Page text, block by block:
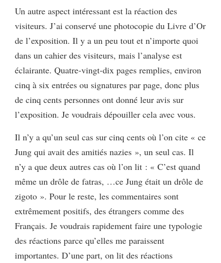
Un autre aspect intéressant est la réaction des
visiteurs. J’ai conservé une photocopie du Livre d’Or
de l’exposition. Il y a un peu tout et n’importe quoi
dans un cahier des visiteurs, mais l’analyse est
éclairante. Quatre-vingt-dix pages remplies, environ
cinq à six entrées ou signatures par page, donc plus
de cinq cents personnes ont donné leur avis sur
l’exposition. Je voudrais dépouiller cela avec vous.
Il n’y a qu’un seul cas sur cinq cents où l’on cite « ce
Jung qui avait des amitiés nazies », un seul cas. Il
n’y a que deux autres cas où l’on lit : « C’est quand
même un drôle de fatras, …ce Jung était un drôle de
zigoto ». Pour le reste, les commentaires sont
extrêmement positifs, des étrangers comme des
Français. Je voudrais rapidement faire une typologie
des réactions parce qu’elles me paraissent
importantes. D’une part, on lit des réactions